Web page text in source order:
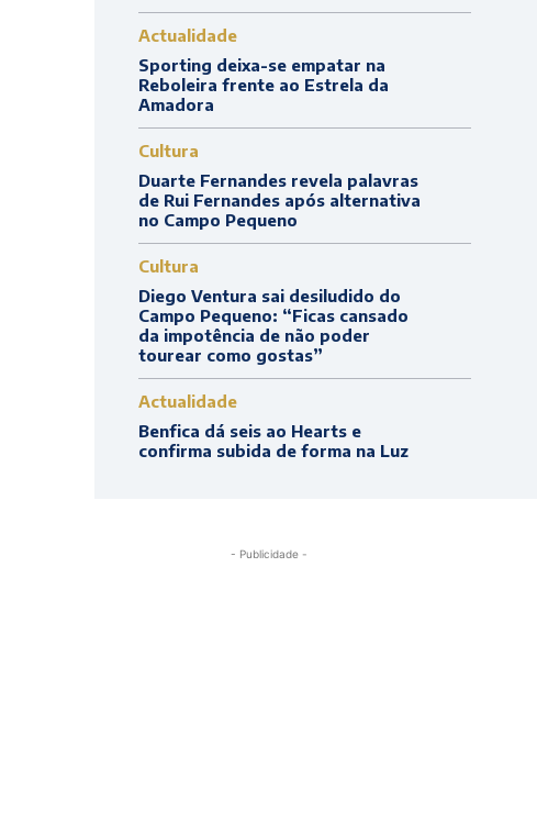
Actualidade
Sporting deixa-se empatar na
Reboleira frente ao Estrela da
Amadora
Cultura
Duarte Fernandes revela palavras
de Rui Fernandes após alternativa
no Campo Pequeno
Cultura
Diego Ventura sai desiludido do
Campo Pequeno: “Ficas cansado
da impotência de não poder
tourear como gostas”
Actualidade
Benfica dá seis ao Hearts e
confirma subida de forma na Luz
- Publicidade -